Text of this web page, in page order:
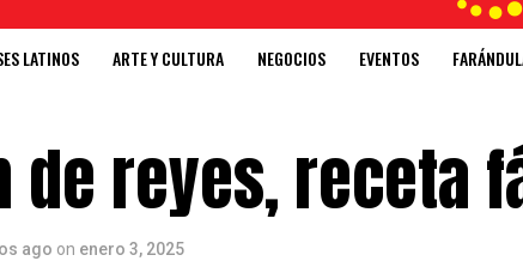
LATINOS ARTE Y CULTURA NEGOCIOS EVENTOS
de reyes, receta
ago on enero 3, 2025